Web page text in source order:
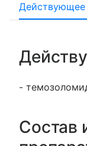
Действующее
-
Состав